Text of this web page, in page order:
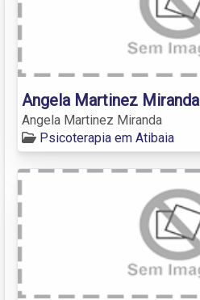
Angela Martinez Miranda
Angela Martinez Miranda
Psicoterapia em Atibaia